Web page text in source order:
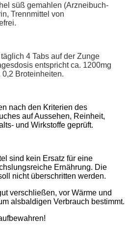
süß gemahlen (Arzneibuch-
Trennmittel von
4 Tabs auf der Zunge
entspricht ca. 1200mg
0,2 Broteinheiten.
nach den Kriterien des
auf Aussehen, Reinheit,
und Wirkstoffe geprüft.
sind kein Ersatz für eine
Ernährung. Die
nicht überschritten werden.
verschließen, vor Wärme und
alsbaldigen Verbrauch bestimmt.